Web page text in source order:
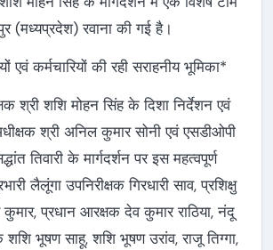
(मध्यप्रदेश) रवाना की गई है।
एवं कर्मचारियों की रही सराहनीय भूमिका*
श्री शशि मोहन सिंह के दिशा निर्देशन एवं
श्री अनिल कुमार सोनी एवं एसडीओपी
तिवारी के मार्गदर्शन पर इस महत्वपूर्ण
लैलूंगा उपनिरीक्षक गिरधारी साव, प्रशिक्षु
कुमार, प्रधान आरक्षक देव कुमार राठिया, नंदू
भूषण साहू, शशि भूषण उरांव, राजू तिग्गा,